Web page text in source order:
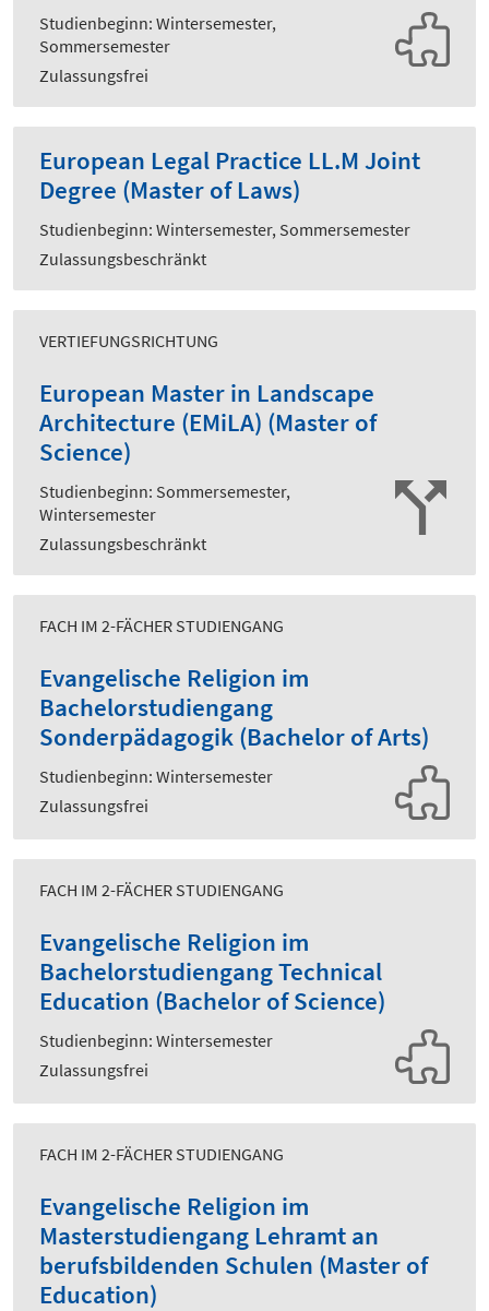
Studienbeginn: Wintersemester,
Sommersemester
Zulassungsfrei
European Legal Practice LL.M Joint
Degree (Master of Laws)
Studienbeginn: Wintersemester, Sommersemester
Zulassungsbeschränkt
VERTIEFUNGSRICHTUNG
European Master in Landscape
Architecture (EMiLA) (Master of
Science)
Studienbeginn: Sommersemester,
Wintersemester
Zulassungsbeschränkt
FACH IM 2-FÄCHER STUDIENGANG
Evangelische Religion im
Bachelorstudiengang
Sonderpädagogik (Bachelor of Arts)
Studienbeginn: Wintersemester
Zulassungsfrei
FACH IM 2-FÄCHER STUDIENGANG
Evangelische Religion im
Bachelorstudiengang Technical
Education (Bachelor of Science)
Studienbeginn: Wintersemester
Zulassungsfrei
FACH IM 2-FÄCHER STUDIENGANG
Evangelische Religion im
Masterstudiengang Lehramt an
berufsbildenden Schulen (Master of
Education)